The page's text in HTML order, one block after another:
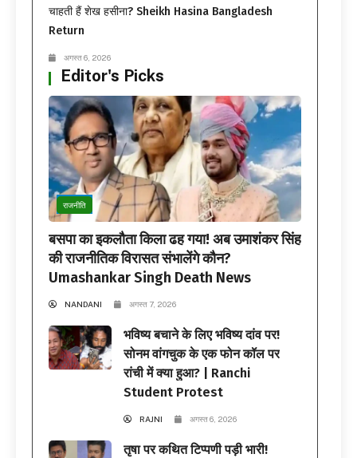
चाहती हैं शेख हसीना? Sheikh Hasina Bangladesh
Return
अगस्त 6, 2026
Editor's Picks
राजनीति
बसपा का इकलौता किला ढह गया! अब उमाशंकर सिंह
की राजनीतिक विरासत संभालेंगे कौन?
Umashankar Singh Death News
NANDANI अगस्त 7, 2026
भविष्य बचाने के लिए भविष्य दांव पर!
सोनम वांगचुक के एक फोन कॉल पर
रांची में क्या हुआ? | Ranchi
Student Protest
RAJNI अगस्त 6, 2026
तृषा पर कथित टिप्पणी पड़ी भारी!